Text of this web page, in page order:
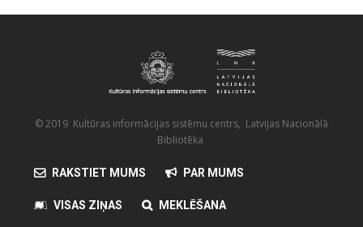
© 2019 Kultūras informācijas sistēmu centrs, Latvijas Nacionālā
Bibliotēka
RAKSTIET MUMS PAR MUMS
VISAS ZIŅAS MEKLĒŠANA